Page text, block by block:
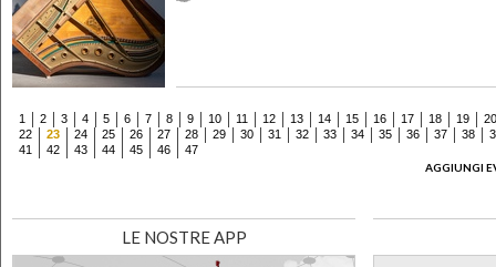
1 2 3 4 5 6 7 8 9 10 11 12 13 14 15 16 17 18 19
20
22
23 24 25 26 27 28 29 30 31 32 33 34 35 36 37 38
41
42 43 44 45 46
47
AGGIUNGI
LE NOSTRE APP